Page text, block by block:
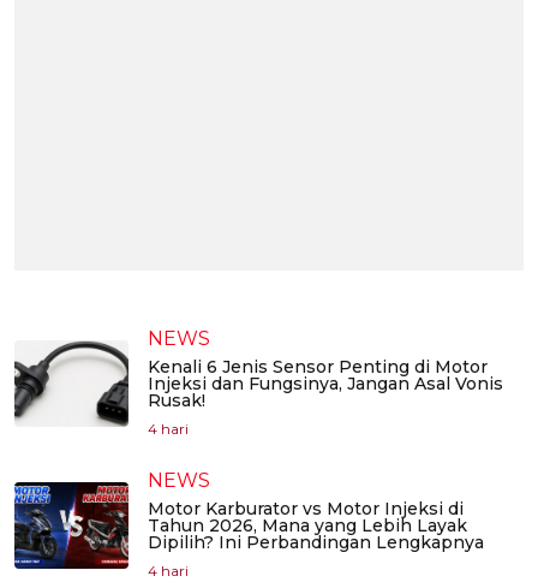
NEWS
Kenali 6 Jenis Sensor Penting di Motor
Injeksi dan Fungsinya, Jangan Asal Vonis
Rusak!
4 hari
NEWS
Motor Karburator vs Motor Injeksi di
Tahun 2026, Mana yang Lebih Layak
Dipilih? Ini Perbandingan Lengkapnya
4 hari